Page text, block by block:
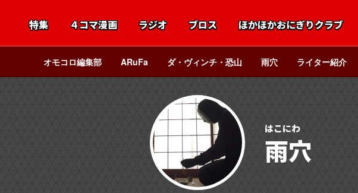
特集 ４コマ漫画 ラジオ ブロス ほかほかおにぎりクラブ
オモコロ編集部 ARuFa ダ・ヴィンチ・恐山 雨穴 ライター紹介
はこにわ
雨穴